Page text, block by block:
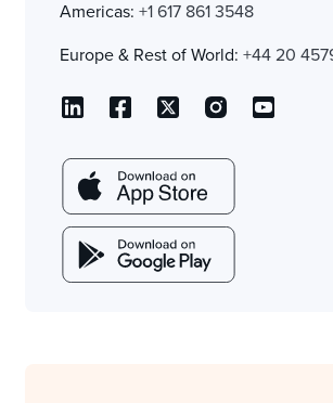
Americas: +1 617 861 3548
Europe & Rest of World: +44 20